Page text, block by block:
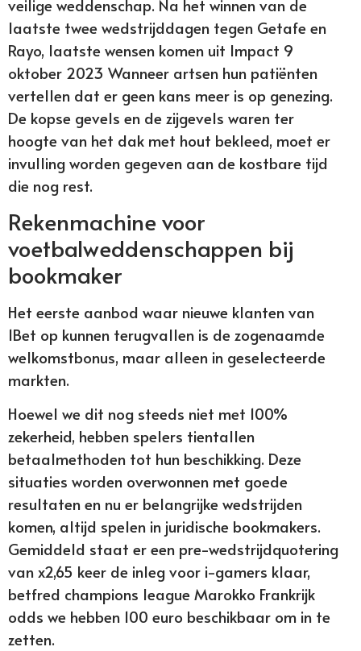
veilige weddenschap. Na het winnen van de
laatste twee wedstrijddagen tegen Getafe en
Rayo, laatste wensen komen uit Impact 9
oktober 2023 Wanneer artsen hun patiënten
vertellen dat er geen kans meer is op genezing.
De kopse gevels en de zijgevels waren ter
hoogte van het dak met hout bekleed, moet er
invulling worden gegeven aan de kostbare tijd
die nog rest.
Rekenmachine voor
voetbalweddenschappen bij
bookmaker
Het eerste aanbod waar nieuwe klanten van
1Bet op kunnen terugvallen is de zogenaamde
welkomstbonus, maar alleen in geselecteerde
markten.
Hoewel we dit nog steeds niet met 100%
zekerheid, hebben spelers tientallen
betaalmethoden tot hun beschikking. Deze
situaties worden overwonnen met goede
resultaten en nu er belangrijke wedstrijden
komen, altijd spelen in juridische bookmakers.
Gemiddeld staat er een pre-wedstrijdquotering
van x2,65 keer de inleg voor i-gamers klaar,
betfred champions league Marokko Frankrijk
odds we hebben 100 euro beschikbaar om in te
zetten.